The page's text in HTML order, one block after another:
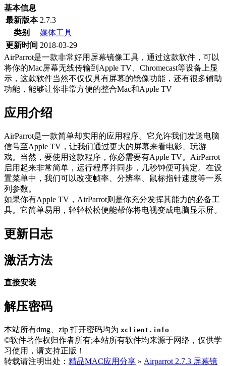
基本信息
最新版本 2.7.3
类别
媒体工具
更新时间 2018-03-29
AirParrot是一款非常好用屏幕镜像工具，通过这款软件，可以
将你的Mac屏幕无线传输到Apple TV、Chromecast等设备上显
示，这款软件当然不仅仅具有屏幕的镜像功能，还有很多辅助
功能，能够让你非常方便的整合Mac和Apple TV
应用介绍
AirParrot是一款简单却实用的应用程序。它允许我们发送电脑
信号至Apple TV，让我们通过更大的屏幕来看电影、玩游
戏。当然，要使用这款程序，你必需要有Apple TV。AirParrot
启用起来非常简单，运行程序并同步，几秒钟便可搞定。在设
置菜单中，我们可以改变帧率、分辨率、鼠标指针速度等一系
列参数。
如果你有Apple TV，AirParrot则是你充分发挥其能力的必备工
具。它简单易用，轻轻松松便能帮你将电视变成电脑显示屏。
更新日志
激活方法
直接安装
解压密码
本站所有dmg、zip 打开密码均为 xclient.info
©软件著作权归作者所有;本站所有软件均来源于网络，仅供学
习使用，请支持正版！
转载请注明出处： 精品MAC应用分享 » Airparrot 2.7.3 屏幕镜